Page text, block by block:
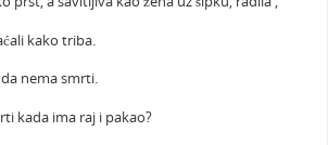
kako triba.
nema smrti.
kada ima raj i pakao?